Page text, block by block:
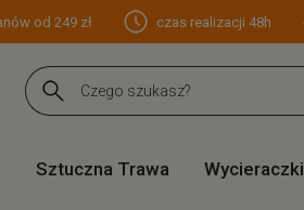
od 249 zł czas realizacji 48h
Sztuczna Trawa Wycieraczki